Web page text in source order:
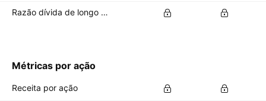
Razão dívida de longo prazo por patrimônio total
Métricas por ação
Receita por ação